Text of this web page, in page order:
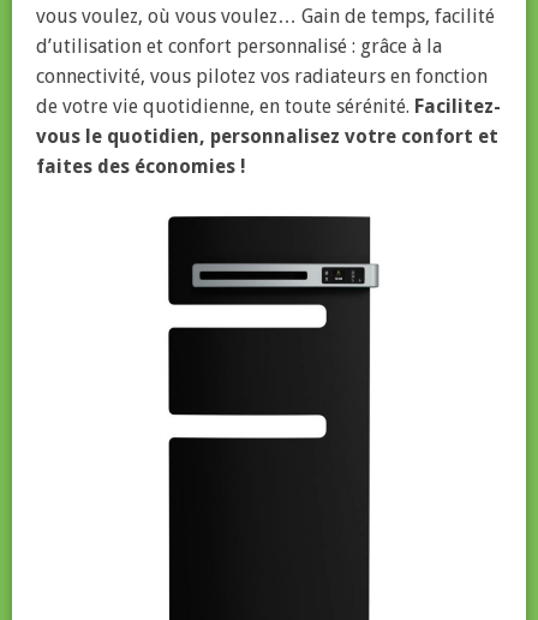
vous voulez, où vous voulez… Gain de temps, facilité
d’utilisation et confort personnalisé : grâce à la
connectivité, vous pilotez vos radiateurs en fonction
de votre vie quotidienne, en toute sérénité. Facilitez-
vous le quotidien, personnalisez votre confort et
faites des économies !